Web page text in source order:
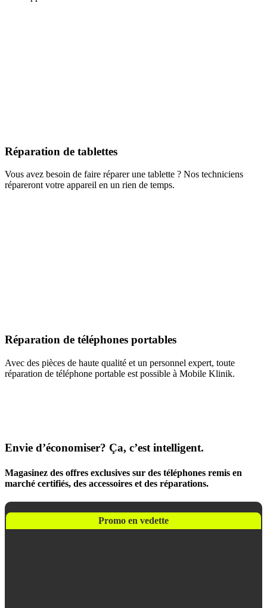
Réparation de tablettes
Vous avez besoin de faire réparer une tablette ? Nos techniciens
répareront votre appareil en un rien de temps.
Réparation de téléphones portables
Avec des pièces de haute qualité et un personnel expert, toute
réparation de téléphone portable est possible à Mobile Klinik.
Envie d’économiser? Ça, c’est intelligent.
Magasinez des offres exclusives sur des téléphones remis en
marché certifiés, des accessoires et des réparations.
Promo en vedette